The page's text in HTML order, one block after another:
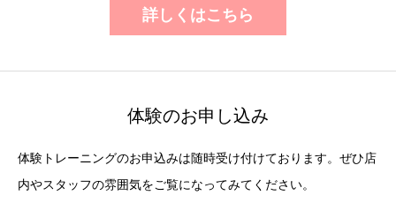
詳しくはこちら
体験のお申し込み
体験トレーニングのお申込みは随時受け付けております。ぜひ店
内やスタッフの雰囲気をご覧になってみてください。